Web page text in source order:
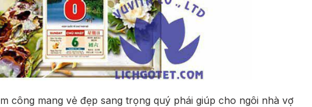
công mang vẻ đẹp sang trọng quý phái giúp cho ngôi nhà vợ